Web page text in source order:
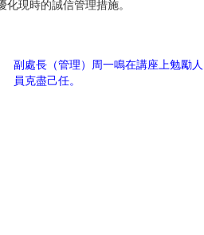
現時的誠信管理措施。
副處長（管理）周一鳴在講座上勉勵人
員克盡己任。